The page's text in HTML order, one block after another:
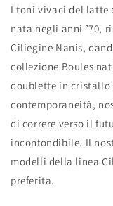
e
giadeite
(piccoli)
e
I toni vivaci del latte
nata negli anni ’70,
Ciliegine Nanis,
collezione Boules
doublette in cristallo
contemporaneità,
di correre verso il
inconfondibile. Il
modelli della linea
preferita.